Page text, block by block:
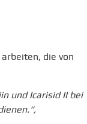
die von
und Icarisid II bei